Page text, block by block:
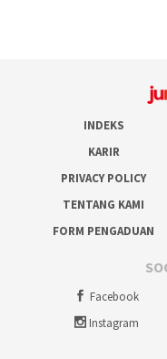
INDEKS
KARIR
PRIVACY POLICY
TENTANG KAMI
FORM PENGADUAN
Facebook
Instagram